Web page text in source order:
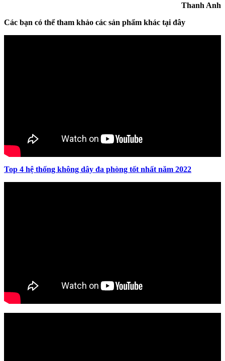
Thanh Anh
Các bạn có thể tham khảo các sản phẩm khác tại đây
Top 4 hệ thống không dây đa phòng tốt nhất năm 2022